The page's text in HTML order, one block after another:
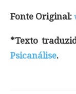
Fonte Original:
*Texto
Psicanálise.